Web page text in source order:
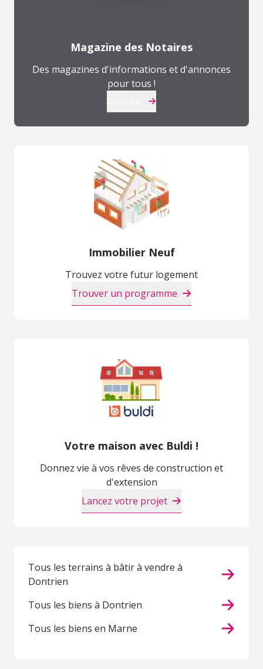
Magazine des Notaires
Des magazines d'informations et d'annonces
pour tous !
Immobilier Neuf
Trouvez votre futur logement
Trouver un programme
Votre maison avec Buldi !
Donnez vie à vos rêves de construction et
d'extension
Lancez votre projet
Tous les terrains à bâtir à vendre à
Dontrien
Tous les biens à Dontrien
Tous les biens en Marne